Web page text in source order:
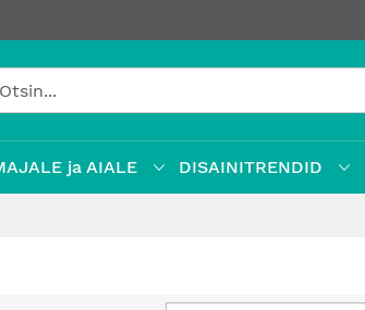
ja AIALE DISAINITRENDID